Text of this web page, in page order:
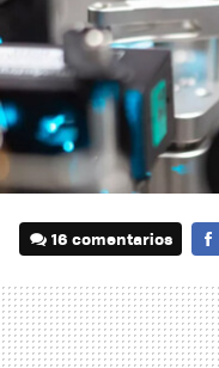
16 comentarios